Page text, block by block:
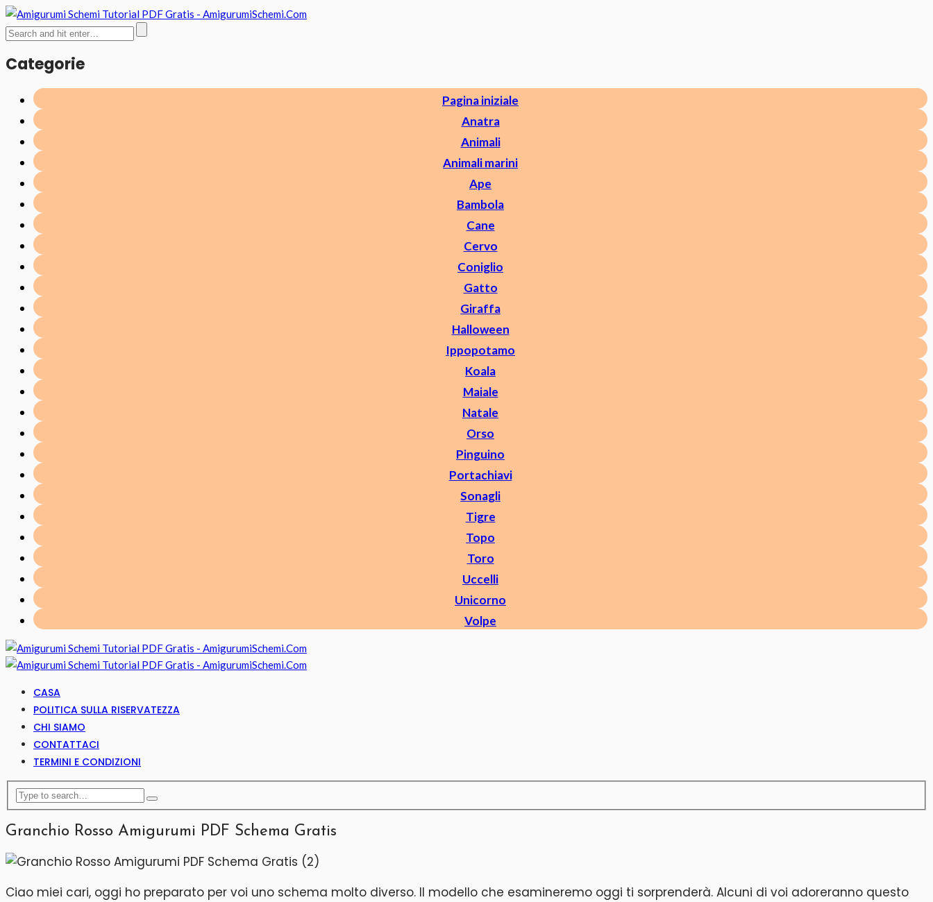
Categorie
Pagina iniziale
Anatra
Animali
Animali marini
Ape
Bambola
Cane
Cervo
Coniglio
Gatto
Giraffa
Halloween
Ippopotamo
Koala
Maiale
Natale
Orso
Pinguino
Portachiavi
Sonagli
Tigre
Topo
Toro
Uccelli
Unicorno
Volpe
CASA
POLITICA SULLA RISERVATEZZA
CHI SIAMO
CONTATTACI
TERMINI E CONDIZIONI
Granchio Rosso Amigurumi PDF Schema Gratis
Ciao miei cari, oggi ho preparato per voi uno schema molto diverso. Il modello che esamineremo oggi ti sorprenderà. Alcuni di voi adoreranno questo